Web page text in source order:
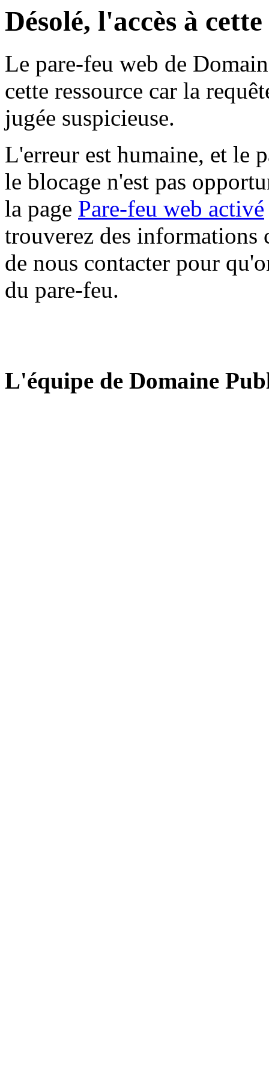
Désolé, l'accès à
Le pare-feu web de
cette ressource car la
jugée suspicieuse.
L'erreur est humaine, et le
le blocage n'est pas
la page Pare-feu web activé
trouverez des informations
de nous contacter pour
du pare-feu.
L'équipe de Domaine